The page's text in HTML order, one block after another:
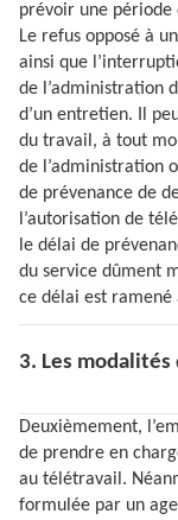
prévoir une période
Le refus opposé à
ainsi que
de l’administration
d’un entretien. Il
du travail, à tout
de l’administration
de prévenance de
l’autorisation de
le délai de
du service dûment
ce délai est ramené
3. Les
Deuxièmement,
de prendre en
au télétravail.
formulée par un